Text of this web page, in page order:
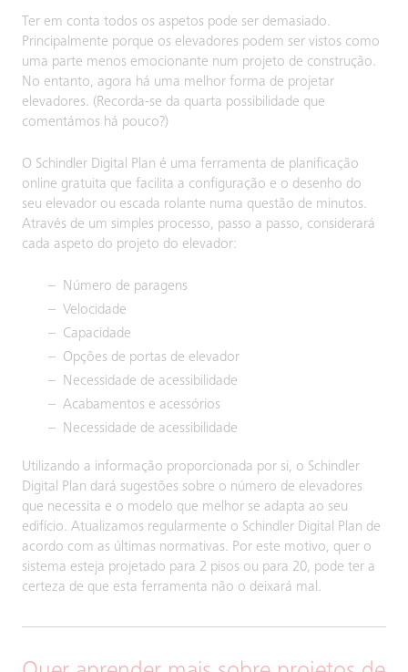
Ter em conta todos os aspetos pode ser demasiado.
Principalmente porque os elevadores podem ser vistos como
uma parte menos emocionante num projeto de construção.
No entanto, agora há uma melhor forma de projetar
elevadores. (Recorda-se da quarta possibilidade que
comentámos há pouco?)
O Schindler Digital Plan é uma ferramenta de planificação
online gratuita que facilita a configuração e o desenho do
seu elevador ou escada rolante numa questão de minutos.
Através de um simples processo, passo a passo, considerará
cada aspeto do projeto do elevador:
Número de paragens
Velocidade
Capacidade
Opções de portas de elevador
Necessidade de acessibilidade
Acabamentos e acessórios
Necessidade de acessibilidade
Utilizando a informação proporcionada por si, o Schindler
Digital Plan dará sugestões sobre o número de elevadores
que necessita e o modelo que melhor se adapta ao seu
edifício. Atualizamos regularmente o Schindler Digital Plan de
acordo com as últimas normativas. Por este motivo, quer o
sistema esteja projetado para 2 pisos ou para 20, pode ter a
certeza de que esta ferramenta não o deixará mal.